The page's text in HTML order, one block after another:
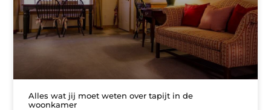
Alles wat jij moet weten over tapijt in de
woonkamer